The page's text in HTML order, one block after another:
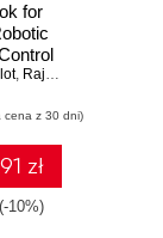
for
, Rajesh Singh
cena z 30 dni)
zł
(-10%)